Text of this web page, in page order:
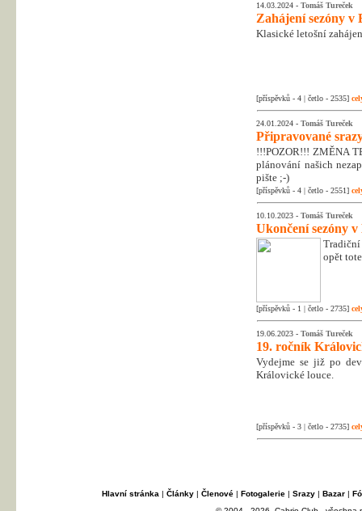
14.03.2024 - Tomáš Tureček
Zahájení sezóny v
Klasické letošní
[příspěvků - 4 | četlo - 2535]
24.01.2024 - Tomáš Tureček
Připravované
!!!POZOR!!! ZMĚNA
plánování našich
pište ;-)
[příspěvků - 4 | četlo - 2551]
10.10.2023 - Tomáš Tureček
Ukončení sezóny v
opět
[příspěvků - 1 | četlo - 2735]
19.06.2023 - Tomáš Tureček
19. ročník
Vydejme se již po
Královické louce.
[příspěvků - 3 | četlo - 2735]
Hlavní stránka | Články| Členové| Fotogalerie| Srazy| Bazar|